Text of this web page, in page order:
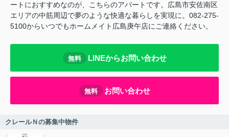
ートにおすすめなのが、こちらのアパートです。広島市安佐南区
エリアの中筋周辺で夢のような快適な暮らしを実現に。082-275-
5100からいつでもホームメイト広島庚午店にご連絡ください。
無料 LINEからお問い合わせ
無料 お問い合わせ
クレールＮの募集中物件